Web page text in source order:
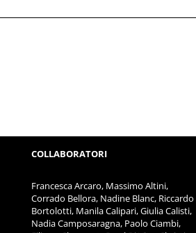
COLLABORATORI
Francesca Arcaro, Massimo Altini,
Corrado Bellora, Nadine Blanc, Riccardo
Bortolotti, Manila Calipari, Giulia Calisti,
Nadia Camposaragna, Paolo Ciambi,